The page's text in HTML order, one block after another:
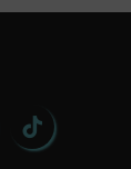
tiktok